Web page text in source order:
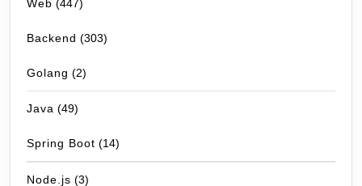
Web (447)
Backend (303)
Golang (2)
Java (49)
Spring Boot (14)
Node.js (3)